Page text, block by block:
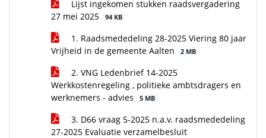
Lijst ingekomen stukken raadsvergadering
27 mei 2025
94 KB
1. Raadsmededeling 28-2025 Viering 80 jaar
Vrijheid in de gemeente Aalten
2 MB
2. VNG Ledenbrief 14-2025
Werkkostenregeling , politieke ambtsdragers en
werknemers - advies
5 MB
3. D66 vraag 5-2025 n.a.v. raadsmededeling
27-2025 Evaluatie verzamelbesluit